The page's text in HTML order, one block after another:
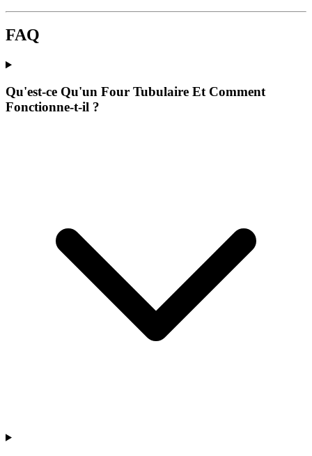
FAQ
Qu'est-ce Qu'un Four Tubulaire Et Comment
Fonctionne-t-il ?